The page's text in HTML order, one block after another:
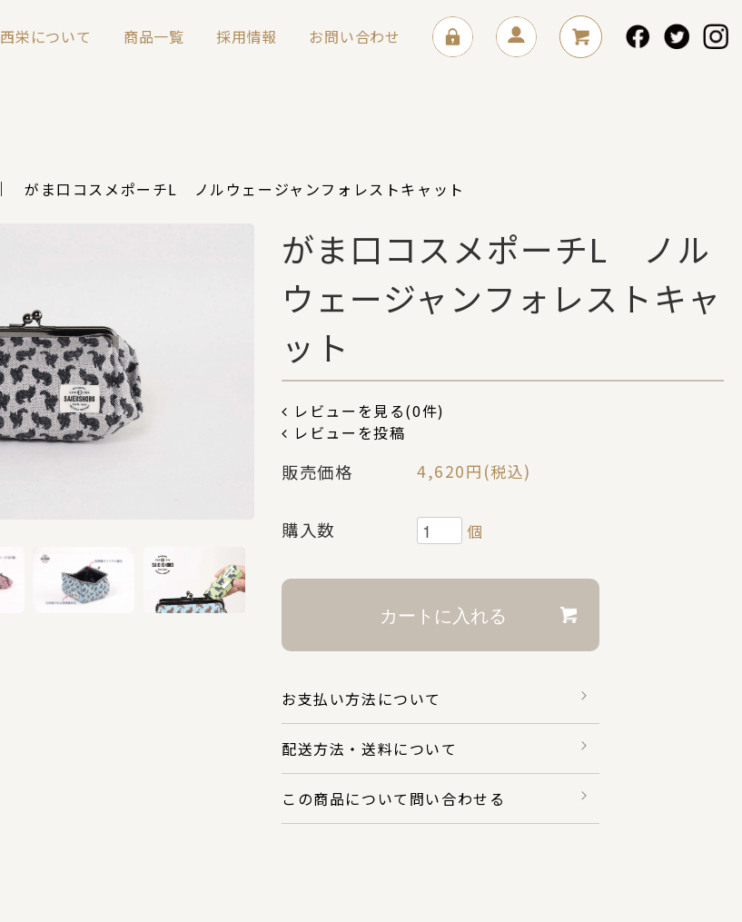
西栄について 商品一覧 採用情報 お問い合わせ
がま口コスメポーチL ノルウェージャンフォレストキャット
がま口コスメポーチL ノル
ウェージャンフォレストキャ
ット
レビューを見る(0件)
レビューを投稿
販売価格 4,620円(税込)
購入数 個
お支払い方法について
配送方法・送料について
この商品について問い合わせる